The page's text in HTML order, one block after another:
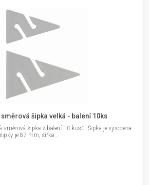
směrová šipka velká - balení 10ks
směrová šipka v balení 10 kusů. Šipka je vyrobena
je 87 mm, šířka...